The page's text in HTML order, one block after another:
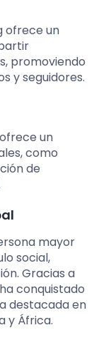
ofrece un
promoviendo
y seguidores.
un
como
de
mayor
social,
Gracias a
conquistado
destacada en
y África.